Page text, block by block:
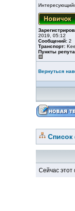
2019, 05:12
Сообщений: 2
Транспорт:
Пункты
Вернуться
Сейчас этот